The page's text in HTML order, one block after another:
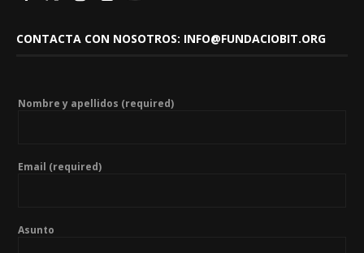
CONTACTA CON NOSOTROS: INFO@FUNDACIOBIT.ORG
Nombre y apellidos (required)
Email (required)
Asunto